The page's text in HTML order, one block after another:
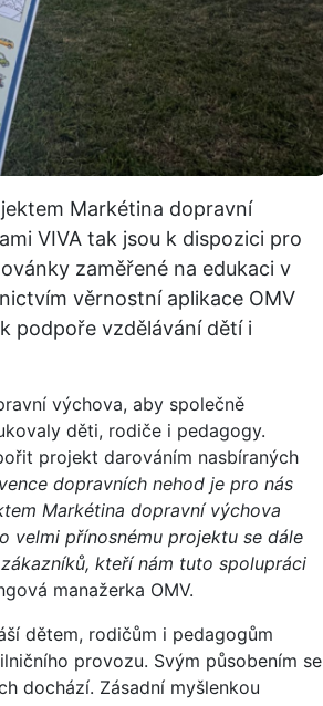
Markétina dopravní
VIVA tak jsou k dispozici pro
zaměřené na edukaci v
věrnostní aplikace OMV
podpoře vzdělávání dětí i
výchova, aby společně
děti, rodiče i pedagogy.
projekt darováním nasbíraných
dopravních nehod je pro nás
Markétina dopravní výchova
velmi přínosnému projektu se dále
kteří nám tuto spolupráci
manažerka OMV.
dětem, rodičům i pedagogům
provozu. Svým působením se
dochází. Zásadní myšlenkou